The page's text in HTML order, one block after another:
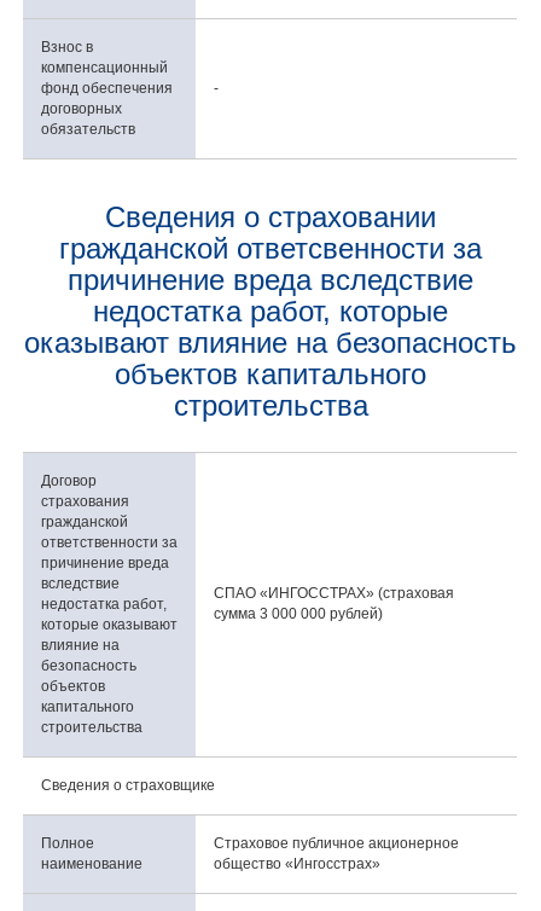
Взнос в
компенсационный
фонд обеспечения
договорных
обязательств
-
Сведения о страховании
гражданской ответсвенности за
причинение вреда вследствие
недостатка работ, которые
оказывают влияние на безопасность
объектов капитального
строительства
Договор
страхования
гражданской
ответственности за
причинение вреда
вследствие
недостатка работ,
которые оказывают
влияние на
безопасность
объектов
капитального
строительства
СПАО «ИНГОССТРАХ» (страховая
сумма 3 000 000 рублей)
Сведения о страховщике
Полное
наименование
Страховое публичное акционерное
общество «Ингосстрах»